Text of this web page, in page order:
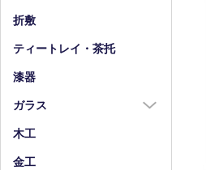
カトラリー全商品
箸
箸置
折敷
ティートレイ・茶托
漆器
ガラス
ガラス全商品
グラス
木工
金工